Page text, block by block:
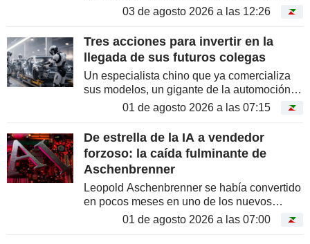
Entre los principales anuncios de la semana
destacan resultados de empresas
emblemáticas como Toyota Motor...
03 de agosto 2026 a las 12:26
Tres acciones para invertir en la
llegada de sus futuros colegas
Un especialista chino que ya comercializa
sus modelos, un gigante de la automoción y
la ambiciosa apuesta de Elon Musk:
presentamos tres valores para posicionarse
ante el auge de los robots...
01 de agosto 2026 a las 07:15
De estrella de la IA a vendedor
forzoso: la caída fulminante de
Aschenbrenner
Leopold Aschenbrenner se había convertido
en pocos meses en uno de los nuevos
prodigios de Wall Street gracias a sus
espectaculares apuestas por la inteligencia
01 de agosto 2026 a las 07:00